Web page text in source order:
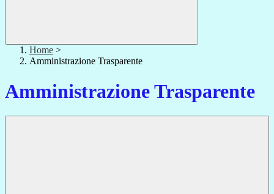
Home >
Amministrazione Trasparente
Amministrazione Trasparente